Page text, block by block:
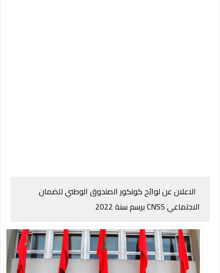
الاعلان عن لوائح كونكور الصندوق الوطني للضمان
الاجتماعي CNSS برسم سنة 2022